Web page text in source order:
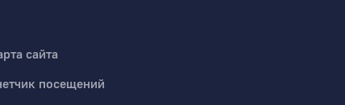
сайта
посещений